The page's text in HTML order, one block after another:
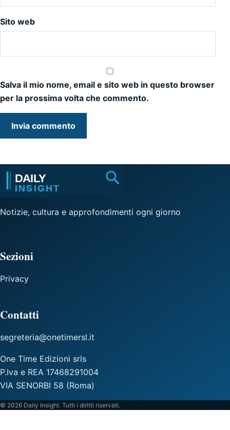
Sito web
Salva il mio nome, email e sito web in questo browser
per la prossima volta che commento.
Notizie, cultura e approfondimenti ogni giorno
Sezioni
Privacy
Contatti
segreteria@onetimersl.it
One Time Edizioni srls
P.Iva e REA 17468291004
VIA SENORBI 58 (Roma)
© 2026 Daily Insight. Tutti i diritti riservati.